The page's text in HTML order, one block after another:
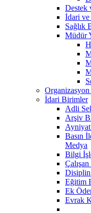
Destek
İdari
Sağlık
Müdür
Organizasyon
İdari Birimler
Adli
Arşiv
Basın
Medya
Bilgi
Eğitim
Ek
Evrak